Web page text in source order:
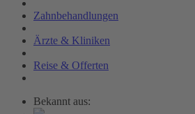
Zahnbehandlungen
Ärzte & Kliniken
Reise & Offerten
Bekannt aus: